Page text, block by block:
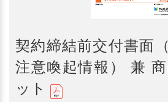
契約締結前交付書面
注意喚起情報） 兼
ット